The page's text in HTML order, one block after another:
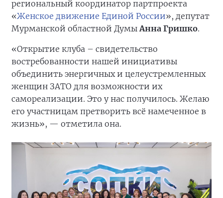
региональный координатор партпроекта
«Женское движение Единой России», депутат
Мурманской областной ДумыАнна Гришко.
«Открытие клуба – свидетельство
востребованности нашей инициативы
объединить энергичных и целеустремленных
женщин ЗАТО для возможности их
самореализации. Это у нас получилось. Желаю
его участницам претворить всё намеченное в
жизнь», — отметила она.